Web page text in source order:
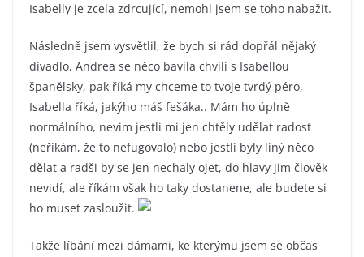
Isabelly je zcela zdrcující, nemohl jsem se toho nabažit.
Následně jsem vysvětlil, že bych si rád dopřál nějaký
divadlo, Andrea se něco bavila chvíli s Isabellou
španělsky, pak říká my chceme to tvoje tvrdý péro,
Isabella říká, jakýho máš fešáka.. Mám ho úplně
normálního, nevim jestli mi jen chtěly udělat radost
(neříkám, že to nefugovalo) nebo jestli byly líný něco
dělat a radši by se jen nechaly ojet, do hlavy jim člověk
nevidí, ale říkám však ho taky dostanene, ale budete si
ho muset zasloužit.
Takže líbání mezi dámami, ke kterýmu jsem se občas